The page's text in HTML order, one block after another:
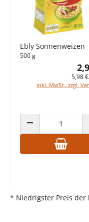
Ebly Sonnenweizen
500 g
5,98
inkl. MwSt., zzgl.
ANZAHL VERRINGERN
* Niedrigster Preis der